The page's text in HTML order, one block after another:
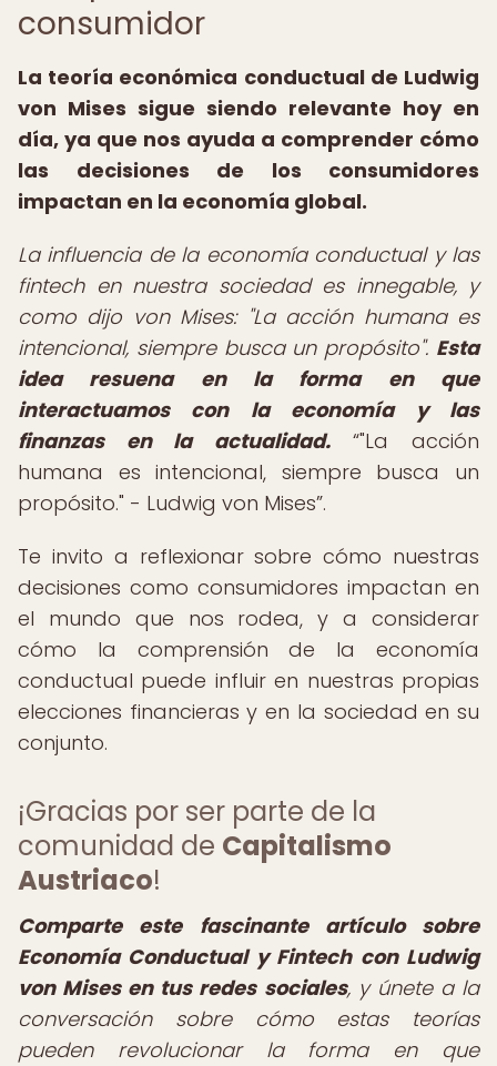
consumidor
La teoría económica conductual de Ludwig
von Mises sigue siendo relevante hoy en
día, ya que nos ayuda a comprender cómo
las decisiones de los consumidores
impactan en la economía global.
La influencia de la economía conductual y las
fintech en nuestra sociedad es innegable, y
como dijo von Mises: "La acción humana es
intencional, siempre busca un propósito". Esta
idea resuena en la forma en que
interactuamos con la economía y las
finanzas en la actualidad.
"La acción
humana es intencional, siempre busca un
propósito." - Ludwig von Mises .
Te invito a reflexionar sobre cómo nuestras
decisiones como consumidores impactan en
el mundo que nos rodea, y a considerar
cómo la comprensión de la economía
conductual puede influir en nuestras propias
elecciones financieras y en la sociedad en su
conjunto.
¡Gracias por ser parte de la
comunidad de Capitalismo
Austriaco!
Comparte este fascinante artículo sobre
Economía Conductual y Fintech con Ludwig
von Mises en tus redes sociales, y únete a la
conversación sobre cómo estas teorías
pueden revolucionar la forma en que